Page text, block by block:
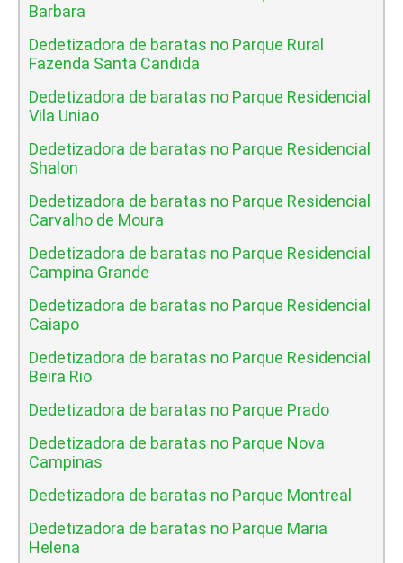
Barbara
Dedetizadora de baratas no Parque Rural
Fazenda Santa Candida
Dedetizadora de baratas no Parque Residencial
Vila Uniao
Dedetizadora de baratas no Parque Residencial
Shalon
Dedetizadora de baratas no Parque Residencial
Carvalho de Moura
Dedetizadora de baratas no Parque Residencial
Campina Grande
Dedetizadora de baratas no Parque Residencial
Caiapo
Dedetizadora de baratas no Parque Residencial
Beira Rio
Dedetizadora de baratas no Parque Prado
Dedetizadora de baratas no Parque Nova
Campinas
Dedetizadora de baratas no Parque Montreal
Dedetizadora de baratas no Parque Maria
Helena